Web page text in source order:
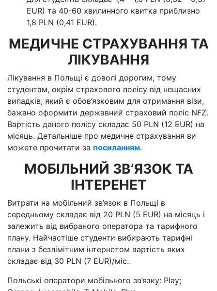
EUR) та 40-60 хвилинного квитка приблизно
1,8 PLN (0,41 EUR).
МЕДИЧНЕ СТРАХУВАННЯ ТА
ЛІКУВАННЯ
Лікування в Польщі є доволі дорогим, тому
студентам, окрім страхового полісу від нещасних
випадків, який є обов’язковим для отримання візи,
бажано оформити державний страховий поліс NFZ.
Вартість даного полісу складає 50 PLN (12 EUR) на
місяць. Детальніше про медичне страхування ви
можете прочитати за посиланням.
МОБІЛЬНИЙ ЗВ’ЯЗОК ТА
ІНТЕРЕНЕТ
Витрати на мобільний зв’язок в Польщі в
середньому складає від 20 PLN (5 EUR) на місяць і
залежить від вибраного оператора та тарифного
плану. Найчастіше студенти вибирають тарифні
плани з безлімітним інтернетом вартість яких
складає від 30 PLN (7 EUR)/міс..
Польські оператори мобільного зв’язку: Play;